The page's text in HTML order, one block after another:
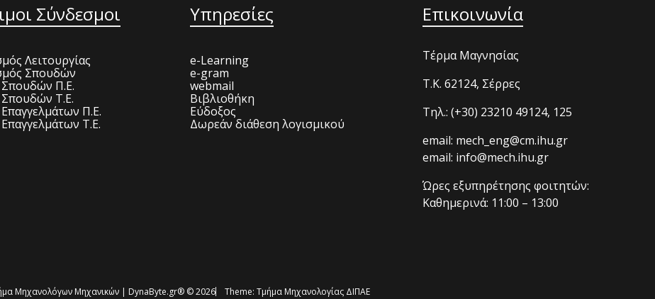
Σύνδεσμοι
Λειτουργίας
Σπουδών
Π.Ε.
Τ.Ε.
Π.Ε.
Τ.Ε.
Υπηρεσίες
e-Learning
e-gram
webmail
Βιβλιοθήκη
Εύδοξος
Δωρεάν διάθεση λογισμικού
Επικοινωνία
Τέρμα Μαγνησίας
T.K. 62124, Σέρρες
Τηλ.: (+30) 23210 49124, 125
email: mech_eng@cm.ihu.gr
email: info@mech.ihu.gr
Ώρες εξυπηρέτησης φοιτητών:
Καθημερινά: 11:00 – 13:00
Μηχανολόγων Μηχανικών | DynaByte.gr® © 2026 Theme: Τμήμα Μηχανολογίας ΔΙΠΑΕ